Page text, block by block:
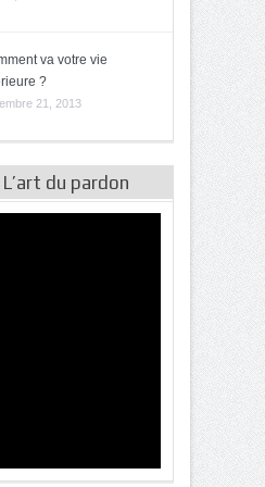
va votre vie
?
21, 2013
du pardon